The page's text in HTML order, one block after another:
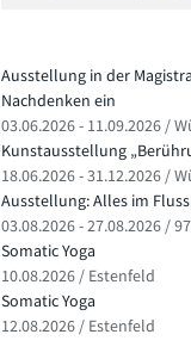
Ausstellung in der
Nachdenken ein
03.06.2026 - 11.09.2026 /
Kunstausstellung
18.06.2026 - 31.12.2026 /
Ausstellung: Alles im
03.08.2026 - 27.08.2026 /
Somatic Yoga
10.08.2026 / Estenfeld
Somatic Yoga
12.08.2026 / Estenfeld